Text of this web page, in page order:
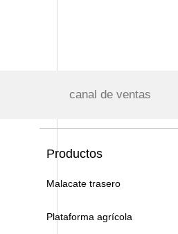
canal de ventas
Productos
Malacate trasero
Plataforma agrícola